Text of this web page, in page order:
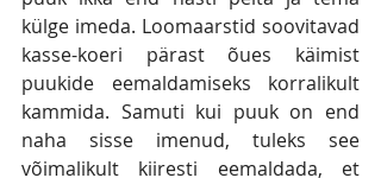
külge imeda. Loomaarstid soovitavad
kasse-koeri pärast õues käimist
puukide eemaldamiseks korralikult
kammida. Samuti kui puuk on end
naha sisse imenud, tuleks see
võimalikult kiiresti eemaldada, et